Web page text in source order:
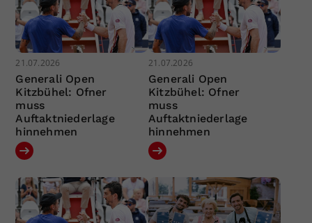
21.07.2026
Generali Open
Kitzbühel: Ofner
muss
Auftaktniederlage
hinnehmen
21.07.2026
Generali Open
Kitzbühel: Ofner
muss
Auftaktniederlage
hinnehmen